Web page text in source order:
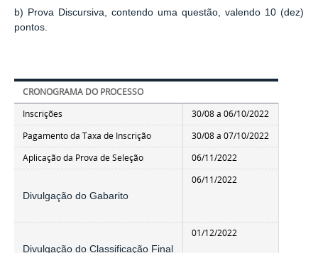
b) Prova Discursiva, contendo uma questão, valendo 10 (dez)
pontos.
CRONOGRAMA DO PROCESSO
Inscrições
30/08 a 06/10/2022
Pagamento da Taxa de Inscrição
30/08 a 07/10/2022
Aplicação da Prova de Seleção
06/11/2022
Divulgação do Gabarito
06/11/2022
Divulgação do Classificação Final
01/12/2022